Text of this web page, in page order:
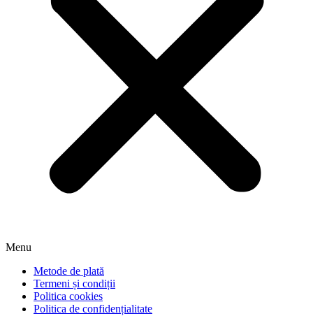
Menu
Metode de plată
Termeni și condiții
Politica cookies
Politica de confidențialitate